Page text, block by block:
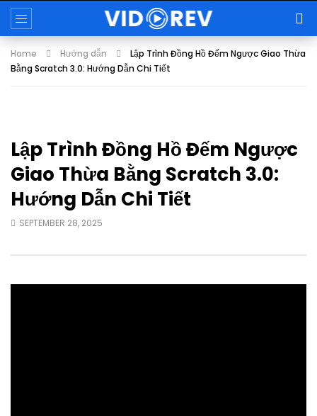
Home Hướng dẫn
Lập Trình Đồng Hồ Đếm Ngược Giao Thừa
Bằng Scratch 3.0: Hướng Dẫn Chi Tiết
Lập Trình Đồng Hồ Đếm Ngược
Giao Thừa Bằng Scratch 3.0:
Hướng Dẫn Chi Tiết
SEPTEMBER 28, 2025